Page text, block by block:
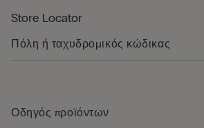
Store Locator
Οδηγός προϊόντων